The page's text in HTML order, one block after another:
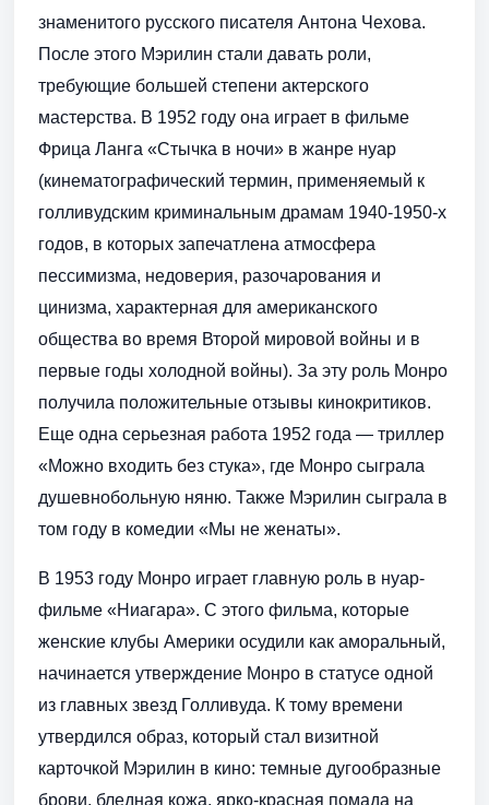
знаменитого русского писателя Антона Чехова.
После этого Мэрилин стали давать роли,
требующие большей степени актерского
мастерства. В 1952 году она играет в фильме
Фрица Ланга «Стычка в ночи» в жанре нуар
(кинематографический термин, применяемый к
голливудским криминальным драмам 1940-1950-х
годов, в которых запечатлена атмосфера
пессимизма, недоверия, разочарования и
цинизма, характерная для американского
общества во время Второй мировой войны и в
первые годы холодной войны). За эту роль Монро
получила положительные отзывы кинокритиков.
Еще одна серьезная работа 1952 года — триллер
«Можно входить без стука», где Монро сыграла
душевнобольную няню. Также Мэрилин сыграла в
том году в комедии «Мы не женаты».
В 1953 году Монро играет главную роль в нуар-
фильме «Ниагара». С этого фильма, которые
женские клубы Америки осудили как аморальный,
начинается утверждение Монро в статусе одной
из главных звезд Голливуда. К тому времени
утвердился образ, который стал визитной
карточкой Мэрилин в кино: темные дугообразные
брови, бледная кожа, ярко-красная помада на